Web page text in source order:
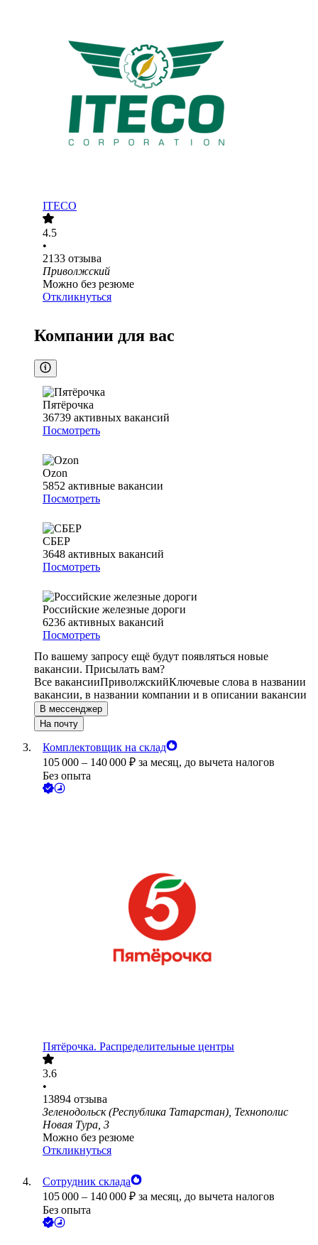
ITECO
4.5
•
2133 отзыва
Приволжский
Можно без резюме
Откликнуться
Компании для вас
Пятёрочка
36739 активных вакансий
Посмотреть
Ozon
5852 активные вакансии
Посмотреть
СБЕР
3648 активных вакансий
Посмотреть
Российские железные дороги
6236 активных вакансий
Посмотреть
По вашему запросу ещё будут появляться новые
вакансии. Присылать вам?
Все вакансииПриволжскийКлючевые слова в названии
вакансии, в названии компании и в описании вакансии
В мессенджер
На почту
Комплектовщик на склад
105 000 – 140 000 ₽ за месяц, до вычета налогов
Без опыта
Пятёрочка. Распределительные центры
3.6
•
13894 отзыва
Зеленодольск (Республика Татарстан), Технополис
Новая Тура, 3
Можно без резюме
Откликнуться
Сотрудник склада
105 000 – 140 000 ₽ за месяц, до вычета налогов
Без опыта